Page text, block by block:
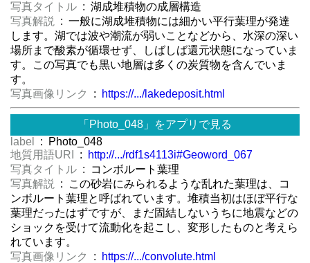
写真タイトル : 湖成堆積物の成層構造
写真解説
: 一般に湖成堆積物には細かい平行葉理が発達
します。湖では波や潮流が弱いことなどから、水深の深い
場所まで酸素が循環せず、しばしば還元状態になっていま
す。この写真でも黒い地層は多くの炭質物を含んでいま
す。
写真画像リンク
: https://.../lakedeposit.html
「Photo_048」をアプリで見る
label
: Photo_048
地質用語URI
:
http://.../rdf1s4113i#Geoword_067
写真タイトル : コンボルート葉理
写真解説
: この砂岩にみられるような乱れた葉理は、コ
ンボルート葉理と呼ばれています。堆積当初はほぼ平行な
葉理だったはずですが、まだ固結しないうちに地震などの
ショックを受けて流動化を起こし、変形したものと考えら
れています。
写真画像リンク
: https://.../convolute.html